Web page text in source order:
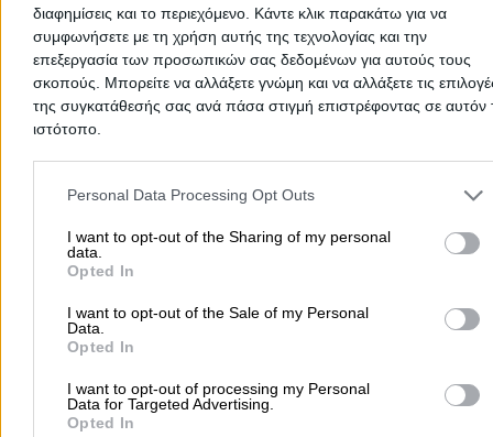
διαφημίσεις και το περιεχόμενο. Κάντε κλικ παρακάτω για να
συμφωνήσετε με τη χρήση αυτής της τεχνολογίας και την
επεξεργασία των προσωπικών σας δεδομένων για αυτούς τους
σκοπούς. Μπορείτε να αλλάξετε γνώμη και να αλλάξετε τις
της συγκατάθεσής σας ανά πάσα στιγμή επιστρέφοντας σε αυτόν
ιστότοπο.
Please note that this website/app uses one or more Google
and may gather and store information including but not limited to
to Google and its third-party tags to use your data for below
purposes in below Google consent section.
Personal Data Processing Opt Outs
I want to opt-out of the Sharing of my personal
data.
Opted In
I want to opt-out of the Sale of my Personal
Data.
Opted In
I want to opt-out of processing my Personal
Data for Targeted Advertising.
Opted In
Relative Searches
Citizens Service Centres (KEP)MunicipalitiesCourier
Popular Searches
Moving Services
Dentists
Car Garages Plumbers & Plumbing Services
more >>
Local Search
Athens Thessaloniki